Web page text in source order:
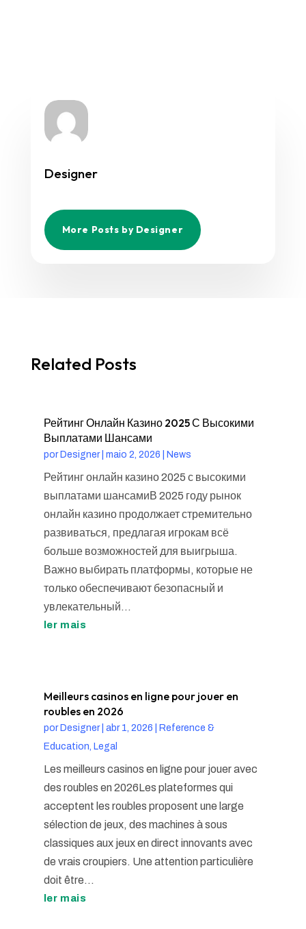
Designer
More Posts by Designer
Related Posts
Рейтинг Онлайн Казино 2025 С Высокими
Выплатами Шансами
por Designer| maio 2, 2026 News
Рейтинг онлайн казино 2025 с высокими
выплатами шансамиВ 2025 году рынок
онлайн казино продолжает стремительно
развиваться, предлагая игрокам всё
больше возможностей для выигрыша.
Важно выбирать платформы, которые не
только обеспечивают безопасный и
увлекательный...
ler mais
Meilleurs casinos en ligne pour jouer en
roubles en 2026
por Designer| abr 1, 2026
Reference &
Education, Legal
Les meilleurs casinos en ligne pour jouer avec
des roubles en 2026Les plateformes qui
acceptent les roubles proposent une large
sélection de jeux, des machines à sous
classiques aux jeux en direct innovants avec
de vrais croupiers. Une attention particulière
doit être...
ler mais